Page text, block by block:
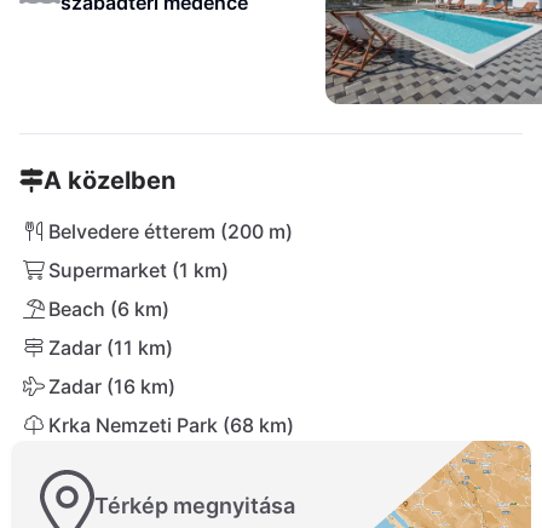
A közelben
Belvedere étterem (200 m)
Supermarket (1 km)
Beach (6 km)
Zadar (11 km)
Zadar (16 km)
Krka Nemzeti Park (68 km)
Térkép megnyitása